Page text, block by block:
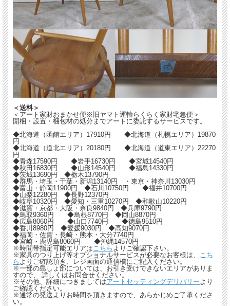
＜送料＞
＜アート家財おまかせ便※旧ヤマト運輸らくらく家財宅急便＞
開梱・設置・梱包材の処分までアートに委託するサービスです。
◆北海道（函館エリア）17910円 ◆北海道（札幌エリア）19870
円
◆北海道（道北エリア）20180円 ◆北海道（道東エリア）22270
円
◆青森17590円 ◆岩手16730円 ◆宮城14540円
◆秋田16830円 ◆山形14540円 ◆福島14330円
◆茨城13690円 ◆栃木13790円
◆群馬・埼玉・千葉・新潟13140円 ・東京・神奈川13030円
◆富山・静岡11900円 ◆石川10750円 ◆福井10700円
◆山梨12280円 ◆長野12370円
◆岐阜10320円 ◆愛知・三重10270円 ◆和歌山10220円
◆滋賀・京都・大阪・奈良9840円 ◆兵庫9790円
◆鳥取9360円 ◆島根8770円 ◆岡山8870円
◆広島8060円 ◆山口7740円 ◆徳島9510円
◆香川8980円 ◆愛媛9030円 ◆高知9070円
◆福岡・佐賀・長崎・熊本・大分7740円
◆宮崎・鹿児島8060円 ◆沖縄14570円
※時間帯指定可能エリアは こちら よりご確認下さい。
※家具のつり上げ等オプショナルサービスが必要なお客様は、
こち
ら よりご確認頂き、レジ画面の通信欄にご記入ください。
※一部の島しょ部については、お引き受けできないエリアがありま
すので、 詳しくはお問合せください。
※その他、詳細につきましてはアートセッティングデリバリー より
ご確認ください。
※通常の発送よりお時間を頂きますので、あらかじめご了承くださ
い。